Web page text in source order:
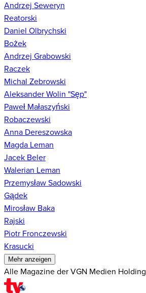
Andrzej Seweryn
Reatorski
Daniel Olbrychski
Bożek
Andrzej Grabowski
Raczek
Michal Zebrowski
Aleksander Wolin "Sęp"
Paweł Małaszyński
Robaczewski
Anna Dereszowska
Magda Leman
Jacek Beler
Walerian Leman
Przemysław Sadowski
Gądek
Mirosław Baka
Rajski
Piotr Fronczewski
Krasucki
Mehr anzeigen
Alle Magazine der VGN Medien Holding